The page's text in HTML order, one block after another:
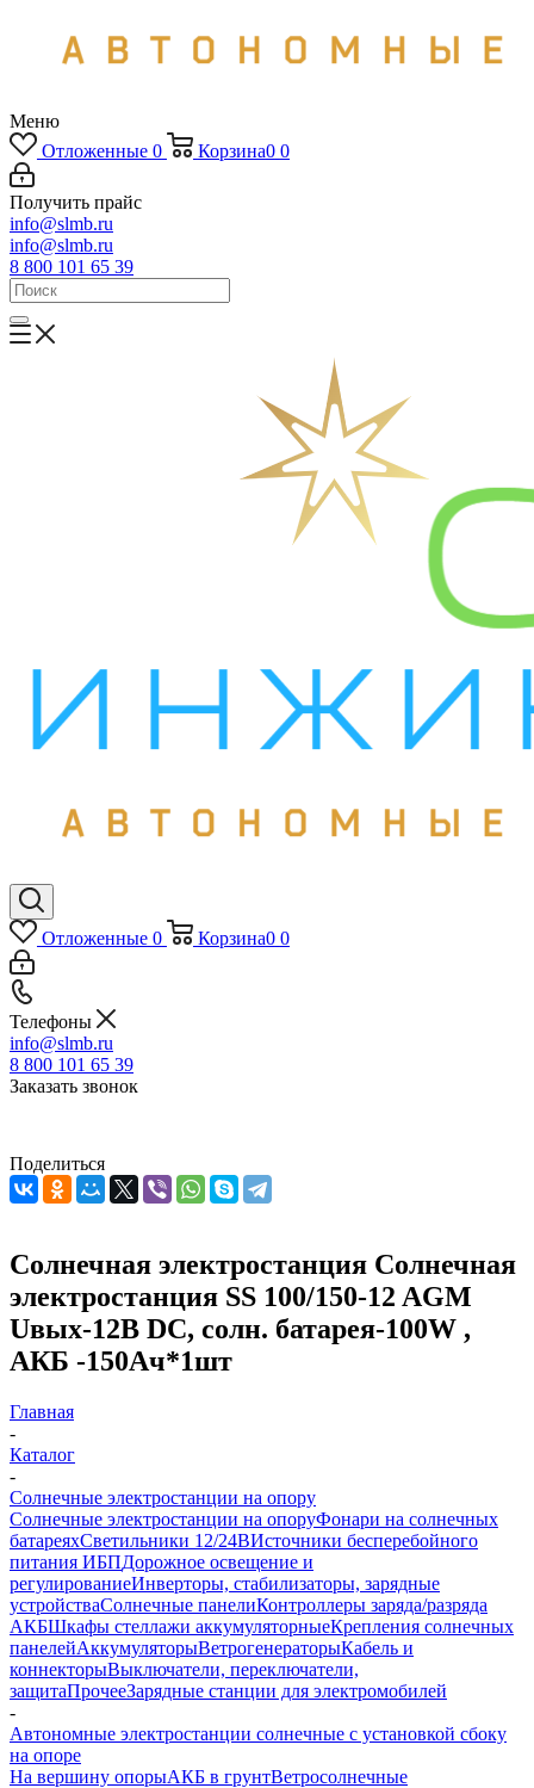
Меню
Отложенные 0 Корзина0 0
Получить прайс
info@slmb.ru
info@slmb.ru
8 800 101 65 39
Отложенные 0 Корзина0 0
Телефоны
info@slmb.ru
8 800 101 65 39
Заказать звонок
Поделиться
Солнечная электростанция Солнечная
электростанция SS 100/150-12 AGM
Uвых-12В DC, солн. батарея-100W ,
АКБ -150Aч*1шт
Главная
-
Каталог
-
Солнечные электростанции на опору
Солнечные электростанции на опоруФонари на солнечных
батареяхСветильники 12/24ВИсточники бесперебойного
питания ИБПДорожное освещение и
регулированиеИнверторы, стабилизаторы, зарядные
устройстваСолнечные панелиКонтроллеры заряда/разряда
АКБШкафы стеллажи аккумуляторныеКрепления солнечных
панелейАккумуляторыВетрогенераторыКабель и
коннекторыВыключатели, переключатели,
защитаПрочееЗарядные станции для электромобилей
-
Автономные электростанции солнечные с установкой сбоку
на опоре
На вершину опорыАКБ в грунтВетросолнечные